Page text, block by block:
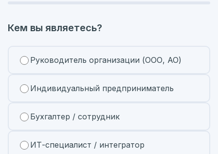
Кем вы являетесь?
Руководитель организации (ООО, АО)
Индивидуальный предприниматель
Бухгалтер / сотрудник
ИТ-специалист / интегратор